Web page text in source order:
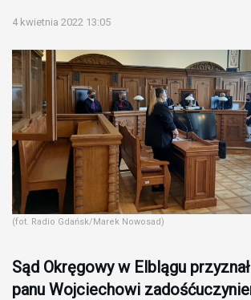
4 kwietnia 2022 13:05
(fot. Radio Gdańsk/Marek Nowosad)
Sąd Okręgowy w Elblągu
panu Wojciechowi